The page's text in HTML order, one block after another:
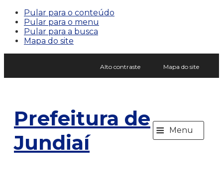
Pular para o conteúdo
Pular para o menu
Pular para a busca
Mapa do site
Alto contraste Mapa do site
Prefeitura de
Jundiaí
≡ Menu